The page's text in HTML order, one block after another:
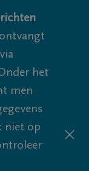
het
men
niet op